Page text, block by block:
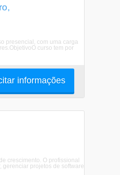
presencial, com uma carga
curso tem por
informações
crescimento. O profissional
gerenciar projetos de software